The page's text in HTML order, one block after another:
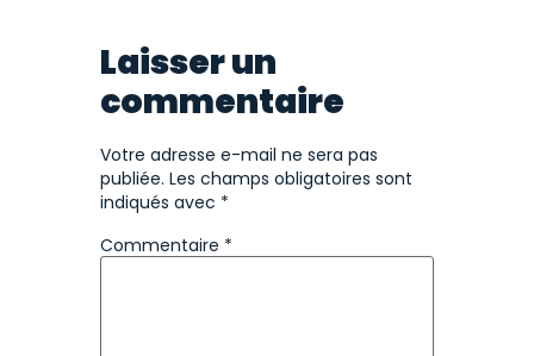
Laisser un
commentaire
Votre adresse e-mail ne sera pas
publiée. Les champs obligatoires sont
indiqués avec *
Commentaire *